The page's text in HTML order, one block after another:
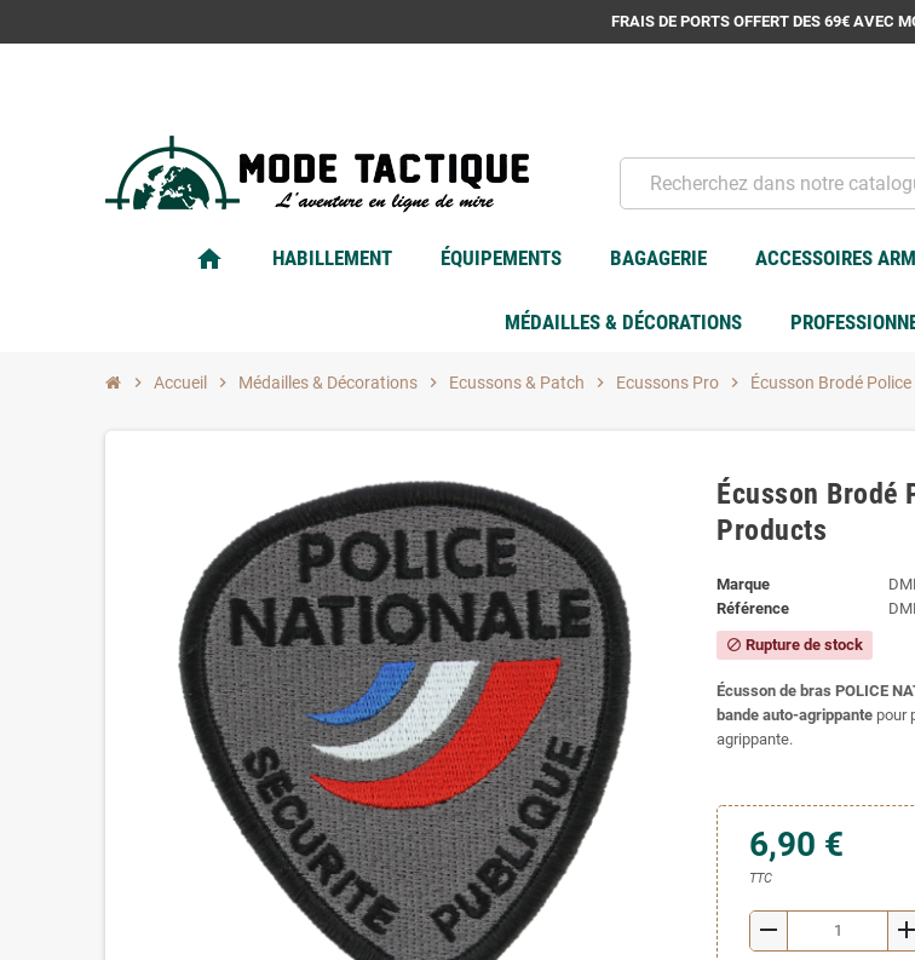
FRAIS DE PORTS OFFERT DES 69€ AVEC
home HABILLEMENT ÉQUIPEMENTS BAGAGERIE ACCESSOIRES
MÉDAILLES & DÉCORATIONS
chevron_right Accueil chevron_right Médailles & Décorations chevron_right Ecussons & Patch chevron_right Ecussons Pro chevron_right Écusson Brodé
Écusson Brodé
Products
Marque
Référence
block Rupture de stock
Écusson de bras POLICE
bande auto-agrippante pour
agrippante.
6,90 €
TTC
remove add